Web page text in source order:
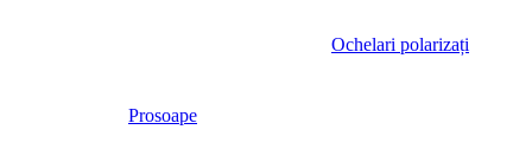
Ochelari polarizați
Prosoape